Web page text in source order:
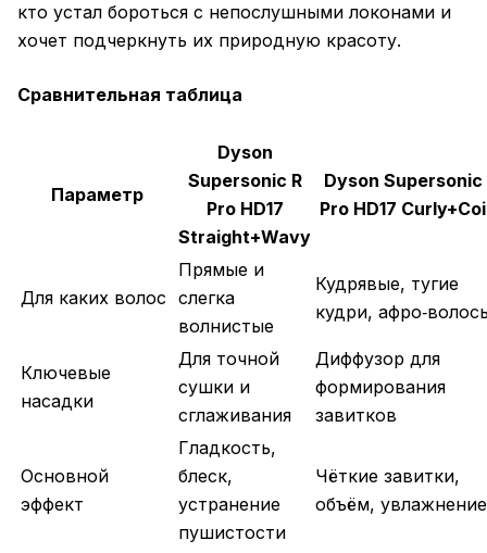
кто устал бороться с непослушными локонами и
хочет подчеркнуть их природную красоту.
Сравнительная таблица
Параметр
Dyson
Supersonic R
Pro HD17
Straight+Wavy
Dyson Supersonic
Pro HD17
Для каких волос
Прямые и
слегка
волнистые
Кудрявые, тугие
кудри,
Ключевые
насадки
Для точной
сушки и
сглаживания
Диффузор для
формирования
завитков
Основной
эффект
Гладкость,
блеск,
устранение
пушистости
Чёткие завитки,
объём, увлажнение